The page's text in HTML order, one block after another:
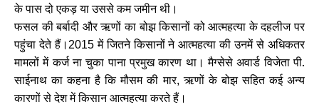
के पास दो एकड़ या उससे कम जमीन थी।
फसल की बर्बादी और ऋणों का बोझ किसानों को आत्महत्या के दहलीज पर
पहुंचा देते हैं। 2015में जितने किसानों ने आत्महत्या की उनमें से अधिकतर
मामलों में कर्ज ना चुका पाना प्रमुख कारण था। मैग्सेसे अवार्ड विजेता पी.
साईनाथ का कहना है कि मौसम की मार,ऋणों के बोझ सहित कई अन्य
कारणों से देश में किसान आत्महत्या करते हैं।